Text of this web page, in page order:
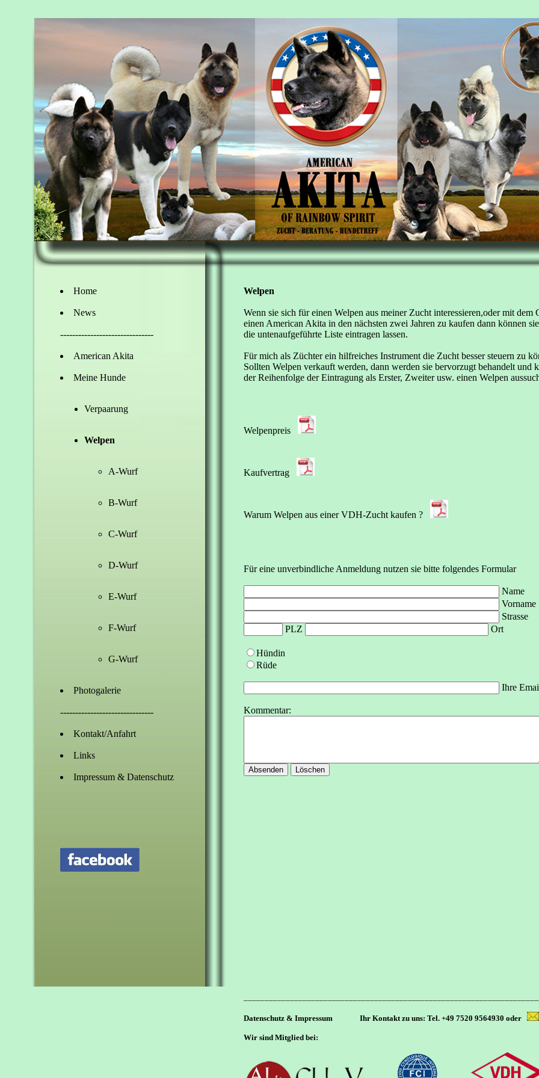
Home
News
-------------------------------
American Akita
Meine Hunde
Verpaarung
Welpen
A-Wurf
B-Wurf
C-Wurf
D-Wurf
E-Wurf
F-Wurf
G-Wurf
Photogalerie
-------------------------------
Kontakt/Anfahrt
Links
Impressum & Datenschutz
Welpen
Wenn sie sich für einen Welpen aus meiner Zucht interessieren,oder mit dem
einen American Akita in den nächsten zwei Jahren zu kaufen dann können
die untenaufgeführte Liste eintragen lassen.
Für mich als Züchter ein hilfreiches Instrument die Zucht besser steuern zu
Sollten Welpen verkauft werden, dann werden sie bervorzugt behandelt und
der Reihenfolge der Eintragung als Erster, Zweiter usw. einen Welpen
Welpenpreis
Kaufvertrag
Warum Welpen aus einer VDH-Zucht kaufen ?
Für eine unverbindliche Anmeldung nutzen sie bitte folgendes Formular
Name
Vorname
Strasse
PLZ
Ort
Hündin
Rüde
Ihre
Kommentar:
Datenschutz & Impressum Ihr Kontakt zu uns: Tel. +49 7520 9564930 oder
Wir sind Mitglied bei: